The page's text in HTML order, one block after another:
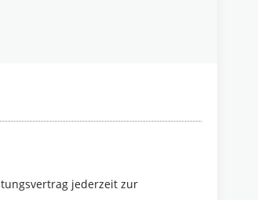
jederzeit zur